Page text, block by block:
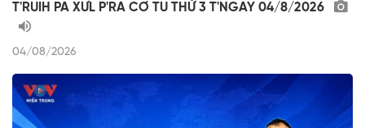
T'RUIH PA XƯL P'RA CƠ TU THỨ 3 T'NGAY 04/8/2026
04/08/2026